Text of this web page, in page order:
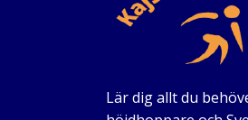
Lär dig allt du